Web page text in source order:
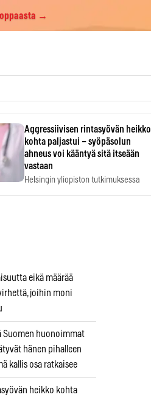
→
Aggressiivisen rintasyövän heikko
kohta paljastui – syöpäsolun
ahneus voi kääntyä sitä itseään
vastaan
Helsingin yliopiston tutkimuksessa
eikä määrää
joihin moni
Suomen huonoimmat
hänen pihalleen
kallis osa ratkaisee
heikko kohta